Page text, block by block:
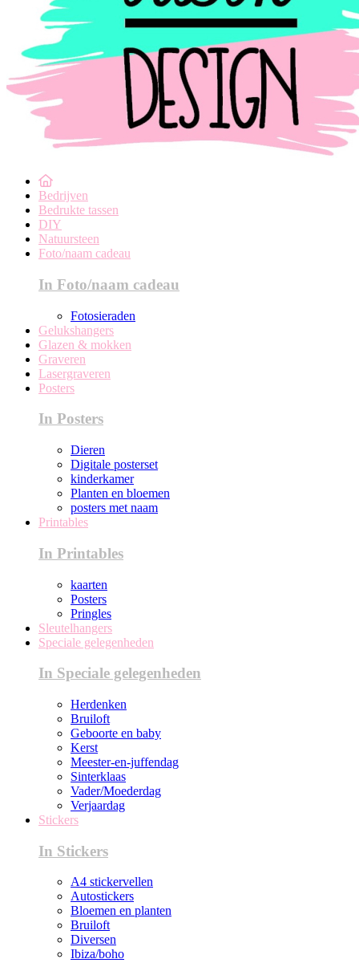
Bedrijven
Bedrukte tassen
DIY
Natuursteen
Foto/naam cadeau
In Foto/naam cadeau
Fotosieraden
Gelukshangers
Glazen & mokken
Graveren
Lasergraveren
Posters
In Posters
Dieren
Digitale posterset
kinderkamer
Planten en bloemen
posters met naam
Printables
In Printables
kaarten
Posters
Pringles
Sleutelhangers
Speciale gelegenheden
In Speciale gelegenheden
Herdenken
Bruiloft
Geboorte en baby
Kerst
Meester-en-juffendag
Sinterklaas
Vader/Moederdag
Verjaardag
Stickers
In Stickers
A4 stickervellen
Autostickers
Bloemen en planten
Bruiloft
Diversen
Ibiza/boho